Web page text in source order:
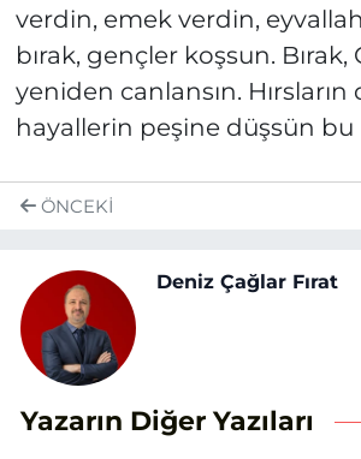
verdin, emek verdin,
bırak, gençler koşsun. Bırak,
yeniden canlansın. Hırsların
hayallerin peşine düşsün bu
ÖNCEKI
Deniz Çağlar Fırat
Yazarın Diğer Yazıları